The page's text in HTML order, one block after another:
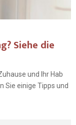
Siehe die
und Ihr Hab
Sie einige Tipps und